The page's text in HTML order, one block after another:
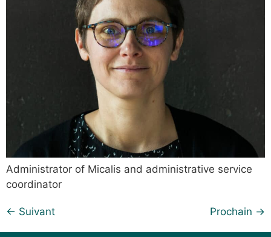
Administrator of Micalis and administrative service
coordinator
← Suivant Prochain →